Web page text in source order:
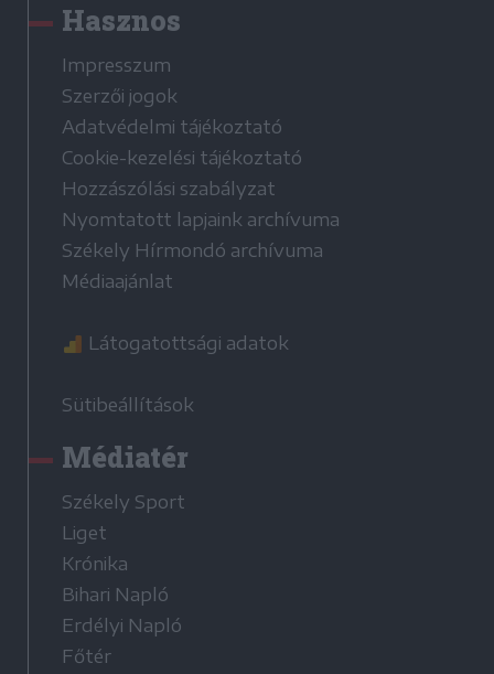
Hasznos
Impresszum
Szerzői jogok
Adatvédelmi tájékoztató
Cookie-kezelési tájékoztató
Hozzászólási szabályzat
Nyomtatott lapjaink archívuma
Székely Hírmondó archívuma
Médiaajánlat
Látogatottsági adatok
Sütibeállítások
Médiatér
Székely Sport
Liget
Krónika
Bihari Napló
Erdélyi Napló
Főtér